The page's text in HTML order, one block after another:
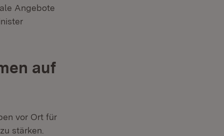
Angebote
auf
vor Ort für
stärken.